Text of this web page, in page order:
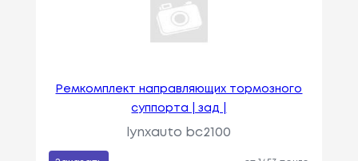
Ремкомплект направляющих тормозного
суппорта | зад |
lynxauto bc2100